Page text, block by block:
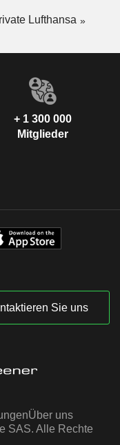
Lufthansa
+ 1 300 000
Mitglieder
Sie uns
Über uns
SAS. Alle Rechte